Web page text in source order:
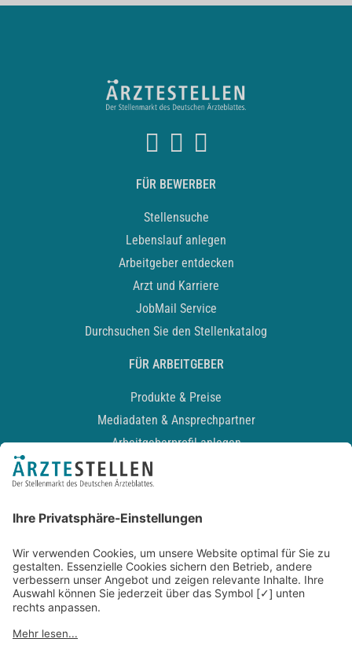
FÜR BEWERBER
Stellensuche
Lebenslauf anlegen
Arbeitgeber entdecken
Arzt und Karriere
JobMail Service
Durchsuchen Sie den Stellenkatalog
FÜR ARBEITGEBER
Produkte & Preise
Mediadaten & Ansprechpartner
Arbeitgeberprofil anlegen
Recruiting-Podcast
Kontakt
Datenschutz
Newsletter